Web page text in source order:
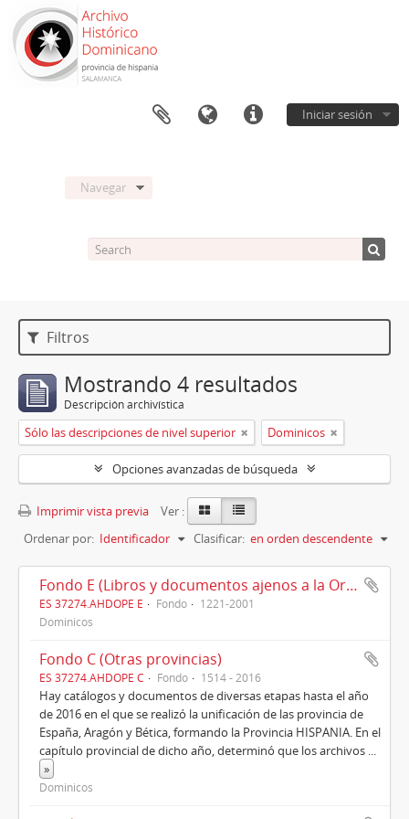
Iniciar sesión
Navegar
Filtros
Mostrando 4 resultados
Descripción archivística
Sólo las descripciones de nivel superior Dominicos
Opciones avanzadas de búsqueda
Imprimir vista previa
Ver :
Ordenar por: Identificador Clasificar: en orden descendente
Fondo E (Libros y documentos ajenos a la Orden)
ES 37274.AHDOPE E Fondo
1221-2001
Dominicos
Fondo C (Otras provincias)
ES 37274.AHDOPE C Fondo 1514 - 2016
Hay catálogos y documentos de diversas etapas hasta el año
de 2016 en el que se realizó la unificación de las provincia de
España, Aragón y Bética, formando la Provincia HISPANIA. En el
capítulo provincial de dicho año, determinó que los archivos ...
»
Dominicos